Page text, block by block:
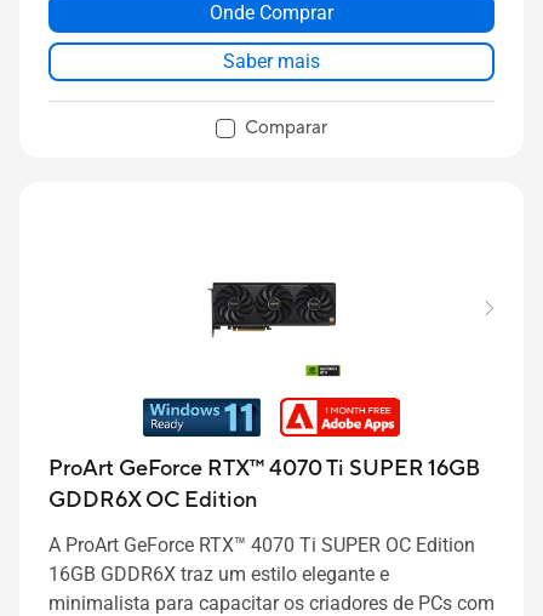
Onde Comprar
Saber mais
Comparar
ProArt GeForce RTX™ 4070 Ti SUPER 16GB
GDDR6X OC Edition
A ProArt GeForce RTX™ 4070 Ti SUPER OC Edition
16GB GDDR6X traz um estilo elegante e
minimalista para capacitar os criadores de PCs com